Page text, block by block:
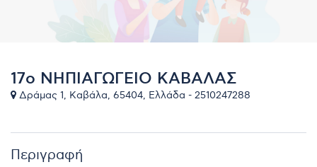
17ο ΝΗΠΙΑΓΩΓΕΙΟ ΚΑΒΑΛΑΣ
Δράμας 1, Καβάλα, 65404, Ελλάδα - 2510247288
Περιγραφή